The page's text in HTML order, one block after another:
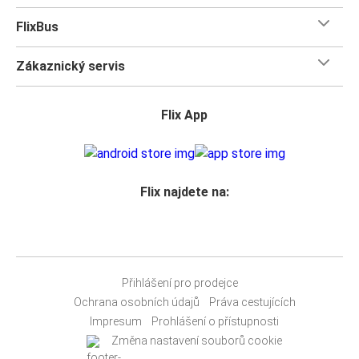
takže si můžete vzít s sebou na cestu vše potřebné a
FlixBus
Zákaznický servis
Flix App
Flix najdete na:
Přihlášení pro prodejce
Ochrana osobních údajů
Práva cestujících
Impresum
Prohlášení o přístupnosti
Změna nastavení souborů cookie